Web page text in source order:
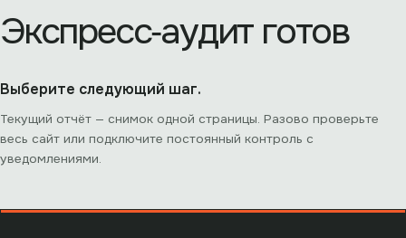
Экспресс‑аудит готов
Выберите следующий шаг.
Текущий отчёт — снимок одной страницы. Разово проверьте
весь сайт или подключите постоянный контроль с
уведомлениями.